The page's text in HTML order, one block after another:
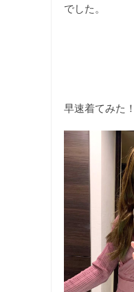
でした。
早速着てみた！